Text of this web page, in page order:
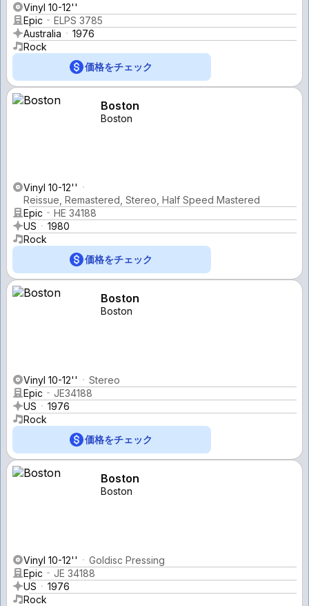
Vinyl 10-12''
Epic
ELPS 3785
Australia
1976
Rock
価格をチェック
Boston
Boston
Vinyl 10-12''
Reissue, Remastered, Stereo, Half Speed Mastered
Epic
HE 34188
US
1980
Rock
価格をチェック
Boston
Boston
Vinyl 10-12''
Stereo
Epic
JE34188
US
1976
Rock
価格をチェック
Boston
Boston
Vinyl 10-12''
Goldisc Pressing
Epic
JE 34188
US
1976
Rock